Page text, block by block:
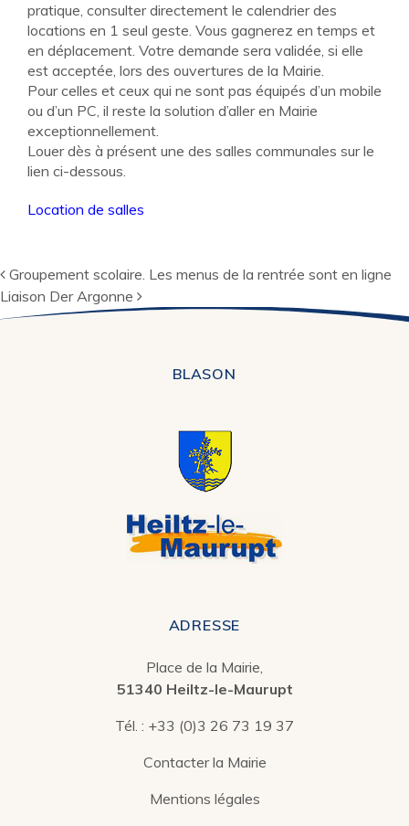
pratique, consulter directement le calendrier des
locations en 1 seul geste. Vous gagnerez en temps et
en déplacement. Votre demande sera validée, si elle
est acceptée, lors des ouvertures de la Mairie.
Pour celles et ceux qui ne sont pas équipés d’un mobile
ou d’un PC, il reste la solution d’aller en Mairie
exceptionnellement.
Louer dès à présent une des salles communales sur le
lien ci-dessous.
Location de salles
Navigation
Groupement scolaire. Les menus de la rentrée sont en ligne
Liaison Der Argonne
BLASON
ADRESSE
Place de la Mairie,
51340 Heiltz-le-Maurupt
Tél. : +33 (0)3 26 73 19 37
Contacter la Mairie
Mentions légales